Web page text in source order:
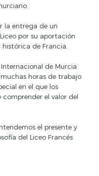
la entrega de un
por su aportación
de Francia.
de Murcia
horas de trabajo
en el que los
el valor del
el presente y
del Liceo Francés